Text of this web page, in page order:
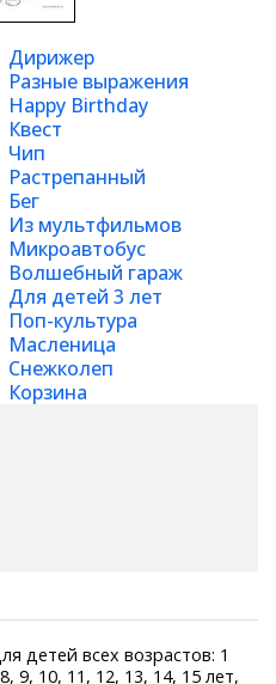
Дирижер
Разные выражения
Happy Birthday
Квест
Чип
Растрепанный
Бег
Из мультфильмов
Микроавтобус
Волшебный гараж
Для детей 3 лет
Поп-культура
Масленица
Снежколеп
Корзина
детей всех возрастов: 1
9, 10, 11, 12, 13, 14, 15 лет,